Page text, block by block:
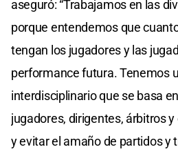
aseguró: “Trabajamos en las
porque entendemos que
tengan los jugadores y las
performance futura. Tenemos
interdisciplinario que se basa
jugadores, dirigentes, árbitros
y evitar el amaño de partidos y